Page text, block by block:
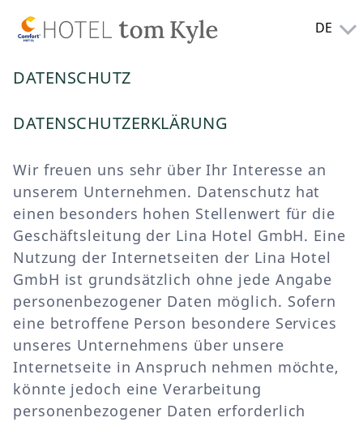
DE
DATENSCHUTZ
DATENSCHUTZERKLÄRUNG
Wir freuen uns sehr über Ihr Interesse an
unserem Unternehmen. Datenschutz hat
einen besonders hohen Stellenwert für die
Geschäftsleitung der Lina Hotel GmbH. Eine
Nutzung der Internetseiten der Lina Hotel
GmbH ist grundsätzlich ohne jede Angabe
personenbezogener Daten möglich. Sofern
eine betroffene Person besondere Services
unseres Unternehmens über unsere
Internetseite in Anspruch nehmen möchte,
könnte jedoch eine Verarbeitung
personenbezogener Daten erforderlich